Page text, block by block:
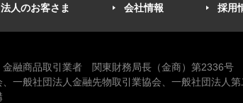
法人のお客さま 会社情報 採用
融商品取引業者 関東財務局長（金商）第2336号
一般社団法人金融先物取引業協会、一般社団法人